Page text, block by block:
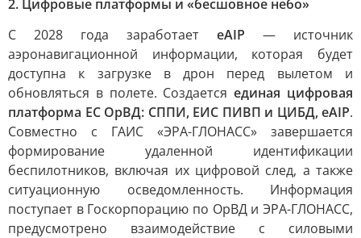
2. Цифровые платформы и «бесшовное небо»
С 2028 года заработает eAIP — источник
аэронавигационной информации, которая будет
доступна к загрузке в дрон перед вылетом и
обновляться в полете. Создаетсяединая цифровая
платформа ЕС ОрВД: СППИ, ЕИС ПИВП и ЦИБД, eAIP.
Совместно с ГАИС «ЭРА-ГЛОНАСС» завершается
формирование удаленной идентификации
беспилотников, включая их цифровой след, а также
ситуационную осведомленность. Информация
поступает в Госкорпорацию по ОрВД и ЭРА-ГЛОНАСС,
предусмотрено взаимодействие с силовыми